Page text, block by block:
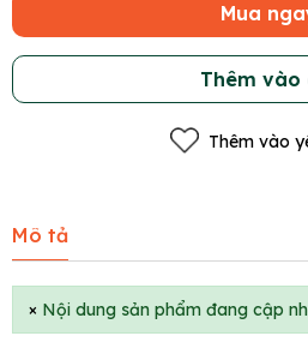
Mua
Thêm vào
Thêm vào
Mô tả
× Nội dung sản phẩm đang cập